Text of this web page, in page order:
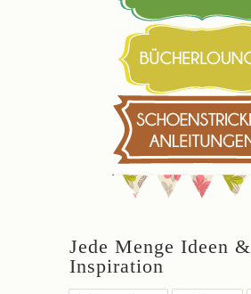
Jede Menge Ideen &
Inspiration